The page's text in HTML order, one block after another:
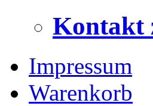
Kontakt
Impressum
Warenkorb